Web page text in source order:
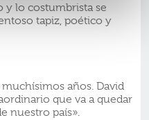
y lo costumbrista se
tapiz, poético y
años. David
que va a quedar
nuestro país».